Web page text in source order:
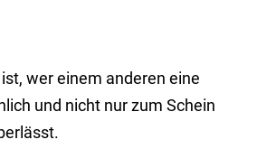
wer einem anderen eine
und nicht nur zum Schein